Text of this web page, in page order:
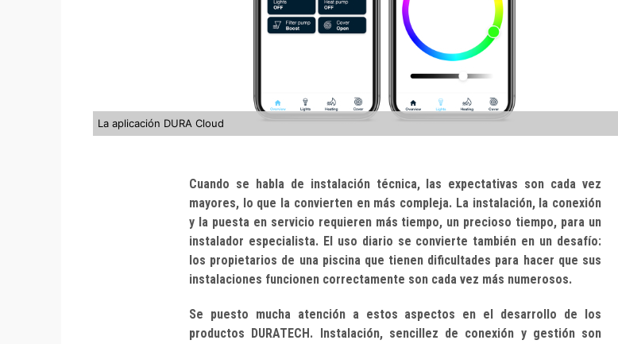
La aplicación DURA Cloud
Cuando se habla de instalación técnica, las expectativas son cada vez
mayores, lo que la convierten en más compleja. La instalación, la conexión
y la puesta en servicio requieren más tiempo, un precioso tiempo, para un
instalador especialista. El uso diario se convierte también en un desafío:
los propietarios de una piscina que tienen dificultades para hacer que sus
instalaciones funcionen correctamente son cada vez más numerosos.
Se puesto mucha atención a estos aspectos en el desarrollo de los
productos DURATECH. Instalación, sencillez de conexión y gestión son